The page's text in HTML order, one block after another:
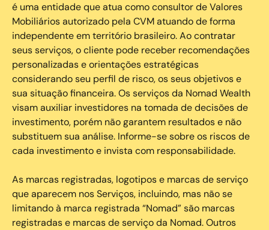
é uma entidade que atua como consultor de Valores
Mobiliários autorizado pela CVM atuando de forma
independente em território brasileiro. Ao contratar
seus serviços, o cliente pode receber recomendações
personalizadas e orientações estratégicas
considerando seu perfil de risco, os seus objetivos e
sua situação financeira. Os serviços da Nomad Wealth
visam auxiliar investidores na tomada de decisões de
investimento, porém não garantem resultados e não
substituem sua análise. Informe-se sobre os riscos de
cada investimento e invista com responsabilidade.
As marcas registradas, logotipos e marcas de serviço
que aparecem nos Serviços, incluindo, mas não se
limitando à marca registrada “Nomad” são marcas
registradas e marcas de serviço da Nomad. Outros